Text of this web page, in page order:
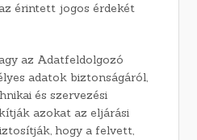
érintett jogos érdekét
az Adatfeldolgozó
adatok biztonságáról,
és szervezési
azokat az eljárási
hogy a felvett,